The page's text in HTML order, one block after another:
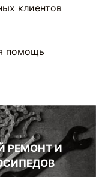
клиентов
помощь
РЕМОНТ И